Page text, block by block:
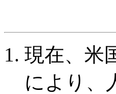
現在、米
により、